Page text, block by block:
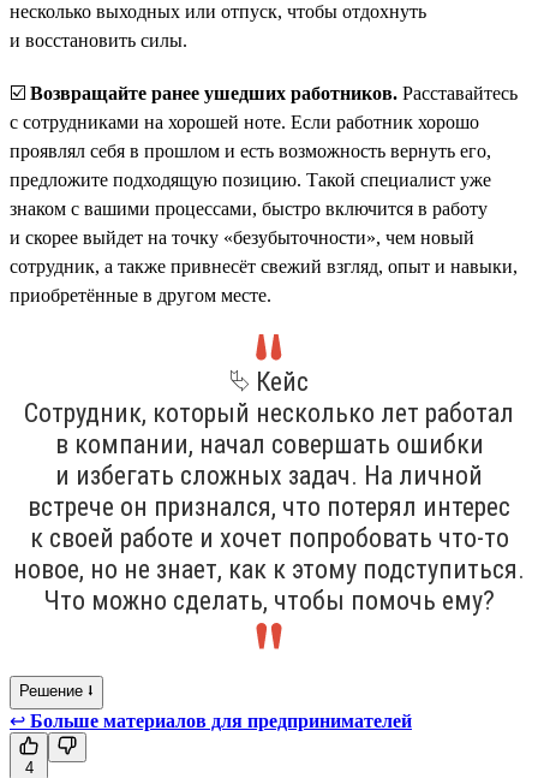
несколько выходных или отпуск, чтобы отдохнуть
и восстановить силы.
☑️ Возвращайте ранее ушедших работников. Расставайтесь
с сотрудниками на хорошей ноте. Если работник хорошо
проявлял себя в прошлом и есть возможность вернуть его,
предложите подходящую позицию. Такой специалист уже
знаком с вашими процессами, быстро включится в работу
и скорее выйдет на точку «безубыточности», чем новый
сотрудник, а также привнесёт свежий взгляд, опыт и навыки,
приобретённые в другом месте.
⮱ Кейс
Сотрудник, который несколько лет работал
в компании, начал совершать ошибки
и избегать сложных задач. На личной
встрече он признался, что потерял интерес
к своей работе и хочет попробовать что-то
новое, но не знает, как к этому подступиться.
Что можно сделать, чтобы помочь ему?
Решение ⭣
↩ Больше материалов для предпринимателей
4